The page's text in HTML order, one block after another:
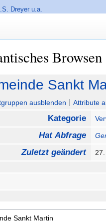
Dreyer u.a.
Browsen
Sankt
ausblenden Attribute
Kategorie
Hat Abfrage
Zuletzt geändert